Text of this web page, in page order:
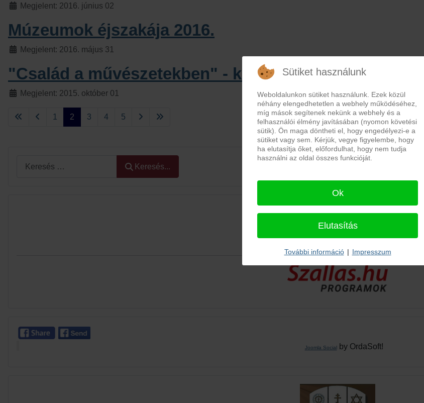
Részletek
Megjelent: 2016. június 02
Múzeumok éjszakája 2016.
Részletek
Megjelent: 2016. május 31
"Család a művészetekben" - kiállítás könyvtárunkban
Részletek
Megjelent: 2015. október 01
1 2 3 4 5
Keresés...
Joomla Socialby OrdaSoft!
Sütiket használunk
Weboldalunkon sütiket használunk. Ezek közül
néhány elengedhetetlen a webhely működéséhez,
míg mások segítenek nekünk a webhely és a
felhasználói élmény javításában (nyomon követési
sütik). Ön maga döntheti el, hogy engedélyezi-e a
sütiket vagy sem. Kérjük, vegye figyelembe, hogy
ha elutasítja őket, előfordulhat, hogy nem tudja
használni az oldal összes funkcióját.
Ok
Elutasítás
További információ | Impresszum